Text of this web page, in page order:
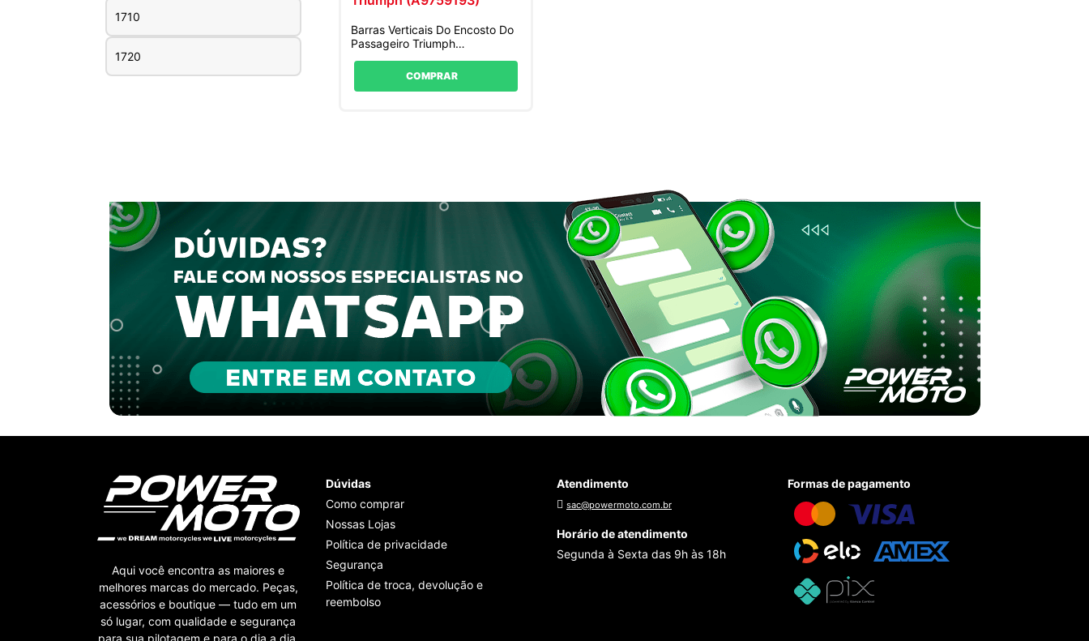
Preço
mínimo
máximo
Barras Verticais Do Encosto Do
Passageiro Triumph
COMPRAR
Aqui você encontra as maiores e
melhores marcas do mercado. Peças,
acessórios e boutique — tudo em um
só lugar, com qualidade e segurança
Dúvidas
Como comprar
Nossas Lojas
Política de privacidade
Segurança
Política de troca, devolução e
reembolso
Atendimento
sac@powermoto.com.br
Horário de atendimento
Segunda à Sexta das 9h às 18h
Formas de pagamento